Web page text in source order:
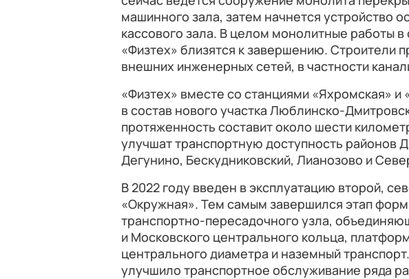
машинного зала, затем начнется устройство
кассового зала. В целом монолитные работы
«Физтех» близятся к завершению. Строители
внешних инженерных сетей, в частности
«Физтех» вместе со станциями «Яхромская» и
в состав нового участка Люблинско-
протяженность составит около шести
улучшат транспортную доступность районов
Дегунино, Бескудниковский, Лианозово и
В 2022 году введен в эксплуатацию второй,
«Окружная». Тем самым завершился этап
транспортно-пересадочного узла,
и Московского центрального кольца,
центрального диаметра и наземный
улучшило транспортное обслуживание ряда